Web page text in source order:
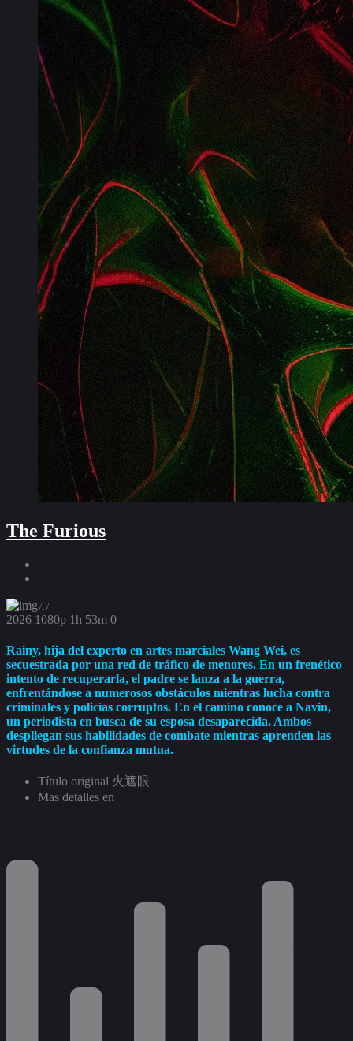
The Furious
7.7
2026 1080p 1h 53m 0
Rainy, hija del experto en artes marciales Wang Wei, es
secuestrada por una red de tráfico de menores. En un frenético
intento de recuperarla, el padre se lanza a la guerra,
enfrentándose a numerosos obstáculos mientras lucha contra
criminales y policías corruptos. En el camino conoce a Navin,
un periodista en busca de su esposa desaparecida. Ambos
despliegan sus habilidades de combate mientras aprenden las
virtudes de la confianza mutua.
Título original 火遮眼
Mas detalles en